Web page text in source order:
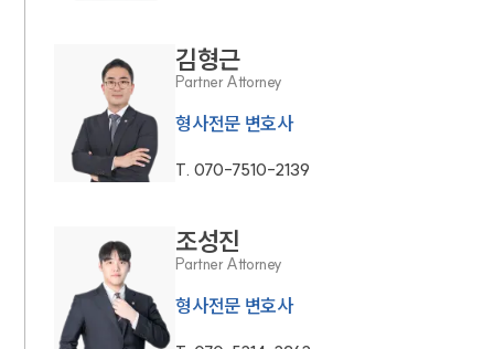
김형근
Partner Attorney
형사전문 변호사
T. 070-7510-2139
조성진
Partner Attorney
형사전문 변호사